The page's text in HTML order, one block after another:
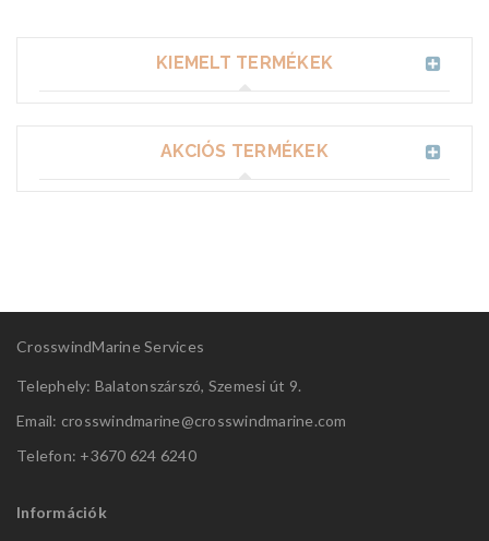
KIEMELT TERMÉKEK
AKCIÓS TERMÉKEK
CrosswindMarine Services
Telephely: Balatonszárszó, Szemesi út 9.
Email: crosswindmarine@crosswindmarine.com
Telefon: +3670 624 6240
Információk